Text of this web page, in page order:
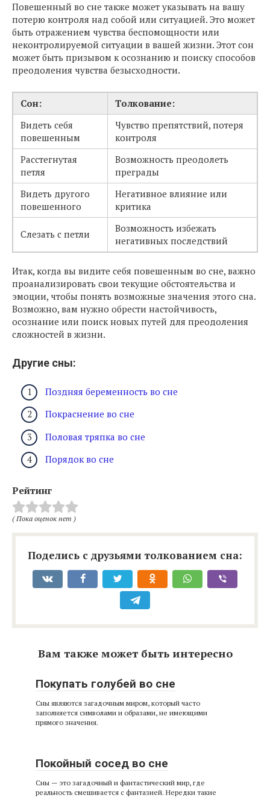
Повешенный во сне также может указывать на вашу
потерю контроля над собой или ситуацией. Это может
быть отражением чувства беспомощности или
неконтролируемой ситуации в вашей жизни. Этот сон
может быть призывом к осознанию и поиску способов
преодоления чувства безысходности.
Сон:
Толкование:
Видеть себя
повешенным
Чувство препятствий, потеря
контроля
Расстегнутая
петля
Возможность преодолеть
преграды
Видеть другого
повешенного
Негативное влияние или
критика
Слезать с петли
Возможность избежать
негативных последствий
Итак, когда вы видите себя повешенным во сне, важно
проанализировать свои текущие обстоятельства и
эмоции, чтобы понять возможные значения этого сна.
Возможно, вам нужно обрести настойчивость,
осознание или поиск новых путей для преодоления
сложностей в жизни.
Другие сны:
Поздняя беременность во сне
Покраснение во сне
Половая тряпка во сне
Порядок во сне
Рейтинг
( Пока оценок нет )
Поделись с друзьями толкованием сна:
Вам также может быть интересно
Покупать голубей во сне
Сны являются загадочным миром, который часто
заполняется символами и образами, не имеющими
прямого значения.
Покойный сосед во сне
Сны — это загадочный и фантастический мир, где
реальность смешивается с фантазией. Нередки такие